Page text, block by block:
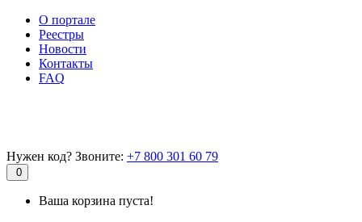
О портале
Реестры
Новости
Контакты
FAQ
Нужен код? Звоните: +7 800 301 60 79
0
Ваша корзина пуста!